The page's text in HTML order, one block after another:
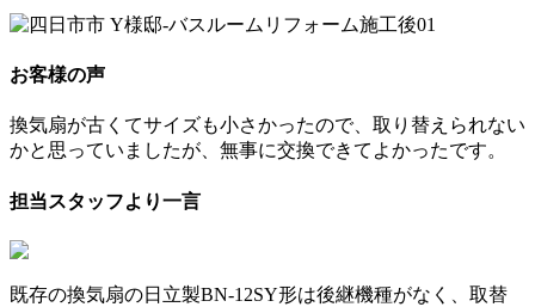
お客様の声
換気扇が古くてサイズも小さかったので、取り替えられない
かと思っていましたが、無事に交換できてよかったです。
担当スタッフより一言
既存の換気扇の日立製BN-12SY形は後継機種がなく、取替